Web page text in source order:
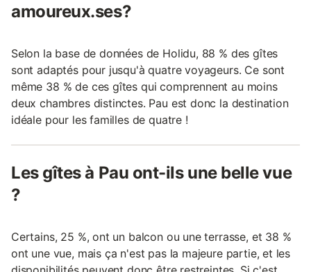
amoureux.ses?
Selon la base de données de Holidu, 88 % des gîtes
sont adaptés pour jusqu'à quatre voyageurs. Ce sont
même 38 % de ces gîtes qui comprennent au moins
deux chambres distinctes. Pau est donc la destination
idéale pour les familles de quatre !
Les gîtes à Pau ont-ils une belle vue
?
Certains, 25 %, ont un balcon ou une terrasse, et 38 %
ont une vue, mais ça n'est pas la majeure partie, et les